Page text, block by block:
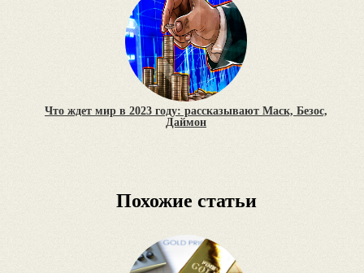
Что ждет мир в 2023 году: рассказывают Маск, Безос,
Даймон
Похожие статьи